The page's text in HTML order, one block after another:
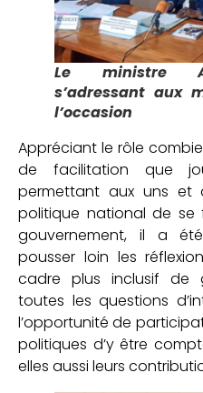
Le ministre
s’adressant aux
l’occasion
Appréciant le rôle
de facilitation que
permettant aux uns et
politique national de se
gouvernement, il a
pousser loin les
cadre plus inclusif de
toutes les questions
l’opportunité de
politiques d’y être
elles aussi leurs